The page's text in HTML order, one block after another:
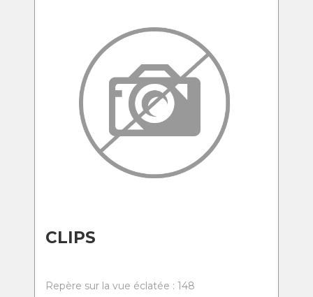
CLIPS
Repère sur la vue éclatée : 148